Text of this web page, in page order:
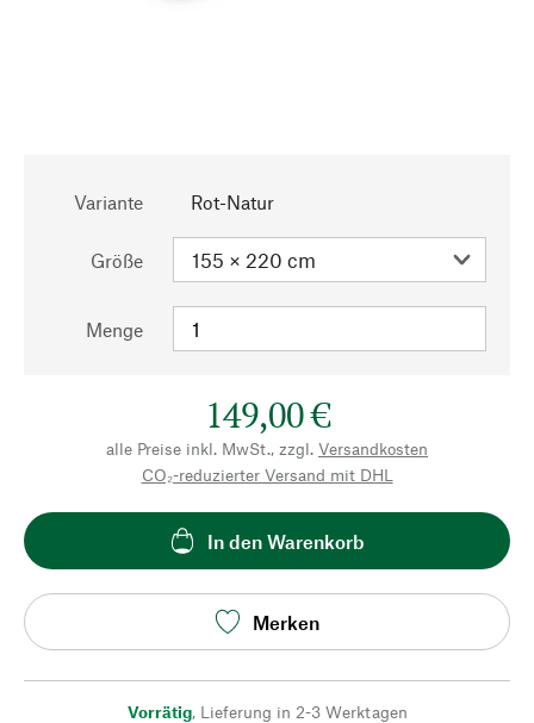
Variante Rot-Natur
Größe
Menge
149,00 €
alle Preise inkl. MwSt., zzgl. Versandkosten
CO₂-reduzierter Versand mit DHL
In den Warenkorb
Merken
Vorrätig, Lieferung in 2-3 Werktagen